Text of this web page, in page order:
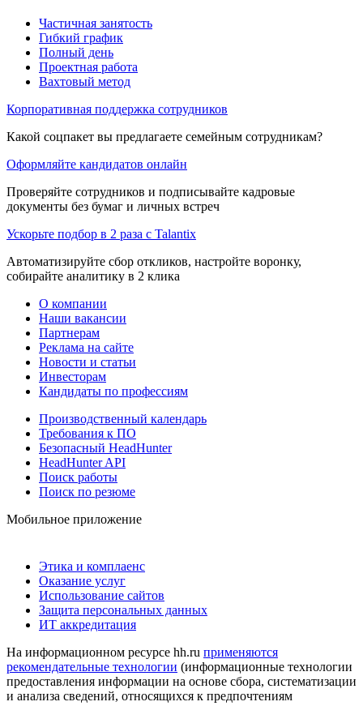
Частичная занятость
Гибкий график
Полный день
Проектная работа
Вахтовый метод
Корпоративная поддержка сотрудников
Какой соцпакет вы предлагаете семейным сотрудникам?
Оформляйте кандидатов онлайн
Проверяйте сотрудников и подписывайте кадровые
документы без бумаг и личных встреч
Ускорьте подбор в 2 раза с Talantix
Автоматизируйте сбор откликов, настройте воронку,
собирайте аналитику в 2 клика
О компании
Наши вакансии
Партнерам
Реклама на сайте
Новости и статьи
Инвесторам
Кандидаты по профессиям
Производственный календарь
Требования к ПО
Безопасный HeadHunter
HeadHunter API
Поиск работы
Поиск по резюме
Мобильное приложение
Этика и комплаенс
Оказание услуг
Использование сайтов
Защита персональных данных
ИТ аккредитация
На информационном ресурсе hh.ru применяются
рекомендательные технологии (информационные технологии
предоставления информации на основе сбора, систематизации
и анализа сведений, относящихся к предпочтениям